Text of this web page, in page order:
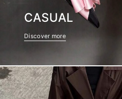
CASUAL
Discover more